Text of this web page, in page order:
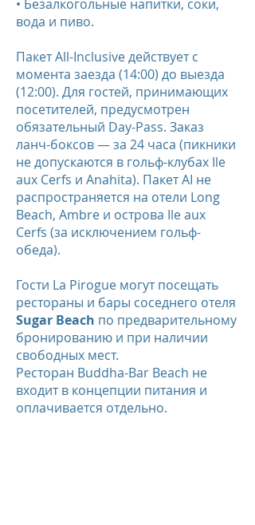
• Безалкогольные напитки, соки,
вода и пиво.
Пакет All-Inclusive действует с
момента заезда (14:00) до выезда
(12:00). Для гостей, принимающих
посетителей, предусмотрен
обязательный Day-Pass. Заказ
ланч-боксов — за 24 часа (пикники
не допускаются в гольф-клубах Ile
aux Cerfs и Anahita). Пакет AI не
распространяется на отели Long
Beach, Ambre и острова Ile aux
Cerfs (за исключением гольф-
обеда).
Гости La Pirogue могут посещать
рестораны и бары соседнего отеля
Sugar Beach по предварительному
бронированию и при наличии
свободных мест.
Ресторан Buddha-Bar Beach не
входит в концепции питания и
оплачивается отдельно.